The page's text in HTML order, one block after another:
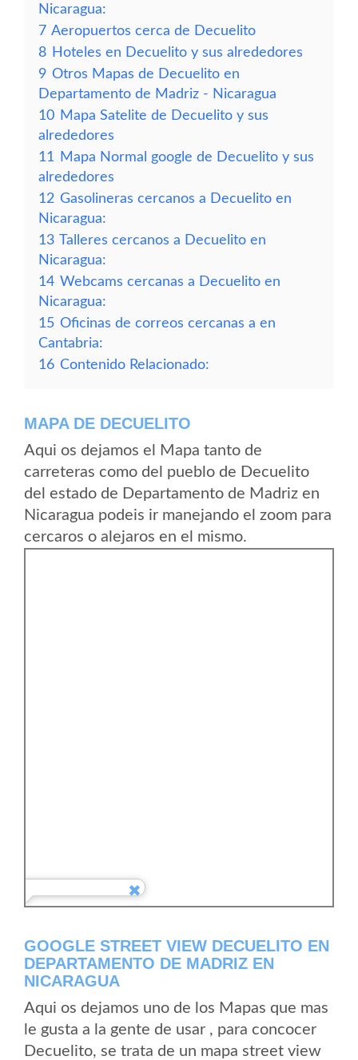
Nicaragua:
7 Aeropuertos cerca de Decuelito
8 Hoteles en Decuelito y sus alrededores
9 Otros Mapas de Decuelito en
Departamento de Madriz - Nicaragua
10 Mapa Satelite de Decuelito y sus
alrededores
11
Mapa Normal google de Decuelito y sus
alrededores
12 Gasolineras cercanos a Decuelito en
Nicaragua:
13 Talleres cercanos a Decuelito en
Nicaragua:
14 Webcams cercanas a Decuelito en
Nicaragua:
15 Oficinas de correos cercanas a en
Cantabria:
16 Contenido Relacionado:
MAPA DE DECUELITO
Aqui os dejamos el Mapa tanto de
carreteras como del pueblo de Decuelito
del estado de Departamento de Madriz en
Nicaragua podeis ir manejando el zoom para
cercaros o alejaros en el mismo.
GOOGLE STREET VIEW DECUELITO EN
DEPARTAMENTO DE MADRIZ EN
NICARAGUA
Aqui os dejamos uno de los Mapas que mas
le gusta a la gente de usar , para concocer
Decuelito, se trata de un mapa street view